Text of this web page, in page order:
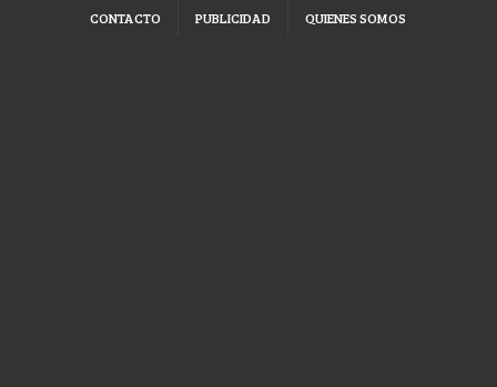
CONTACTO PUBLICIDAD QUIENES SOMOS